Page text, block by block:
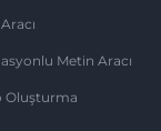
Metin Aracı
Oluşturma